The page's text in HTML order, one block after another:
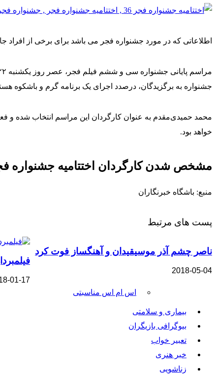
اطلاعاتی که در مورد جشنواره فجر می باشد برای برخی از افراد
جشنواره به برگزیدگان، درصدد اجرای یک برنامه گرم و باشکوه
محمد حمیدی‌مقدم به عنوان کارگردان این مراسم انتخاب شده و
خواهد بود.
مشخص شدن کارگردان اختتامیه جشنواره فجر
منبع: باشگاه خبرنگاران
پست های مرتبط
ناصر چشم آذر موسیقیدان و آهنگساز فوت کرد
2018-05-04
01-17
اس ام اس مناسبتی
بیماری و سلامتی
بیوگرافی بازیگران
تعبیر خواب
خبر هنری
زناشویی